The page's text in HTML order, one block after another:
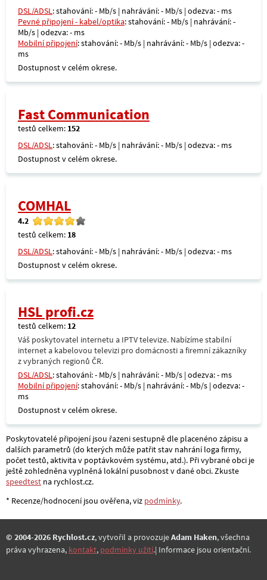
DSL/ADSL: stahování: - Mb/s | nahrávání: - Mb/s | odezva: - ms
Pevné připojení - kabel/optika: stahování: - Mb/s | nahrávání: -
Mb/s | odezva: - ms
Mobilní připojení: stahování: - Mb/s | nahrávání: - Mb/s | odezva: -
ms
Dostupnost v celém okrese.
Fast Communication
testů celkem: 152
DSL/ADSL: stahování: - Mb/s | nahrávání: - Mb/s | odezva: - ms
Dostupnost v celém okrese.
COMHAL
4.2
testů celkem: 18
DSL/ADSL: stahování: - Mb/s | nahrávání: - Mb/s | odezva: - ms
Dostupnost v celém okrese.
HSL profi.cz
testů celkem: 12
Váš poskytovatel internetu a IPTV televize. Nabízíme stabilní
internet a kabelovou televizi pro domácnosti a firemní zákazníky
z vybraných regionů ČR.
DSL/ADSL: stahování: - Mb/s | nahrávání: - Mb/s | odezva: - ms
Mobilní připojení: stahování: - Mb/s | nahrávání: - Mb/s | odezva: -
ms
Dostupnost v celém okrese.
Poskytovatelé připojení jsou řazeni sestupně dle placenéno zápisu a
dalších parametrů (do kterých může patřit stav nahrání loga firmy,
počet testů, aktivita v poptávkovém systému, atd.). Při vybrané obci je
ještě zohledněna vyplněná lokální pusobnost v dané obci. Zkuste
speedtest na rychlost.cz.
* Recenze/hodnocení jsou ověřena, viz podmínky.
© 2004-2026 Rychlost.cz, vytvořil a provozujeAdam Haken, všechna
práva vyhrazena, kontakt, podmínky užití.| Informace jsou orientační.